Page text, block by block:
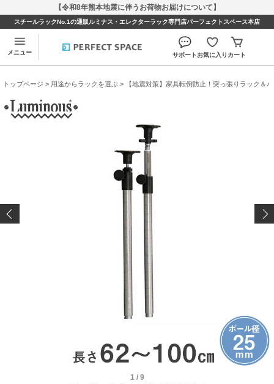
【令和8年熊本地震に伴うお荷物お届けについて】
スチールラックNo.1の通販ルミナス・エレクターラック専門店パーフェクトスペース本店
メニュー サポートお気に入り カート
トップページ > 用途からラックを選ぶ > 【地震対策】家具転倒防止！突っ張りラック＆
1/ 9